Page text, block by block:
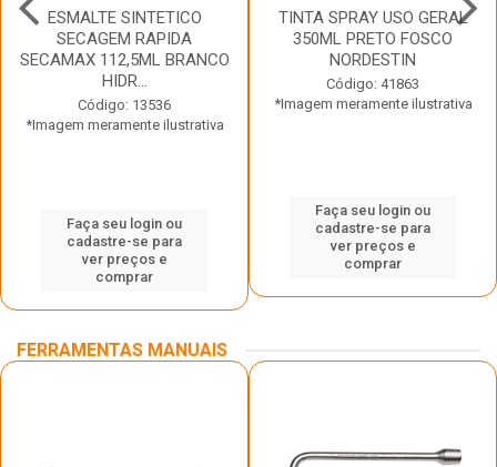
ESMALTE SINTETICO
SECAGEM RAPIDA
SECAMAX 112,5ML BRANCO
HIDR...
Código: 13536
*Imagem meramente ilustrativa
Faça seu login ou
cadastre-se para
ver preços e
comprar
TINTA SPRAY USO GERAL
350ML PRETO FOSCO
NORDESTIN
Código: 41863
*Imagem meramente ilustrativa
Faça seu login ou
cadastre-se para
ver preços e
comprar
FERRAMENTAS MANUAIS